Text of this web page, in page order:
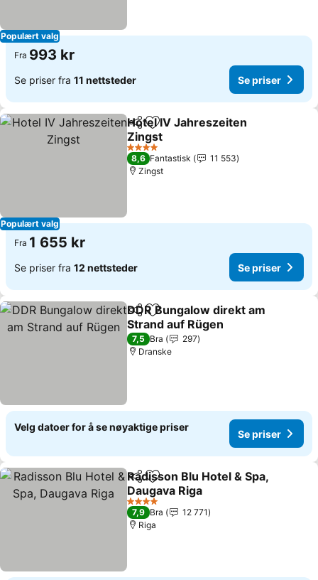
Populært valg
Fra 993 kr
Se priser fra 11 nettsteder Se priser
Populært valg
Del Legg til i favoritter
Hotel IV Jahreszeiten
Zingst
4 Stjerner
8,6 Fantastisk
11 553
Zingst
Fra 1 655 kr
Se priser fra 12 nettsteder Se priser
Del Legg til i favoritter
DDR Bungalow direkt am
Strand auf Rügen
7,5 Bra
297
Dranske
Velg datoer for å se nøyaktige priser
Se priser
Del Legg til i favoritter
Radisson Blu Hotel & Spa,
Daugava Riga
4 Stjerner
7,9 Bra
12 771
Riga